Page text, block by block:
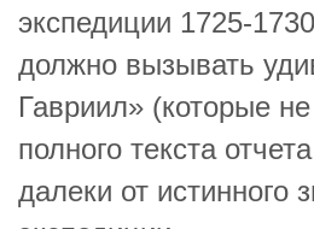
экспедиции 1725-
должно вызывать
Гавриил» (которые
полного текста
далеки от истинного